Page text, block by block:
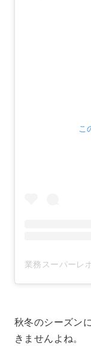
こ
秋冬のシーズン
きませんよね。